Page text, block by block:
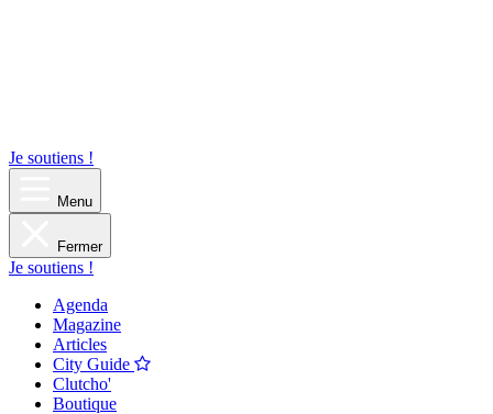
Je soutiens !
Menu
Fermer
Je soutiens !
Agenda
Magazine
Articles
City Guide
Clutcho'
Boutique